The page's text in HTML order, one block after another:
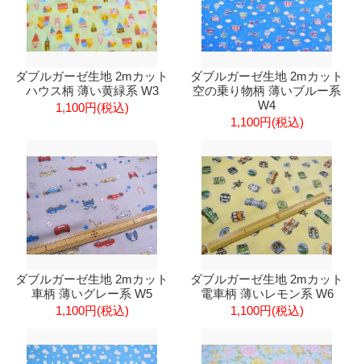
ダブルガーゼ生地 2mカット
ハウス柄 薄い黄緑系 W3
1,100円(税込)
ダブルガーゼ生地 2mカット
空の乗り物柄 薄いブルー系
W4
1,100円(税込)
ダブルガーゼ生地 2mカット
車柄 薄いグレー系 W5
1,100円(税込)
ダブルガーゼ生地 2mカット
電車柄 薄いレモン系 W6
1,100円(税込)